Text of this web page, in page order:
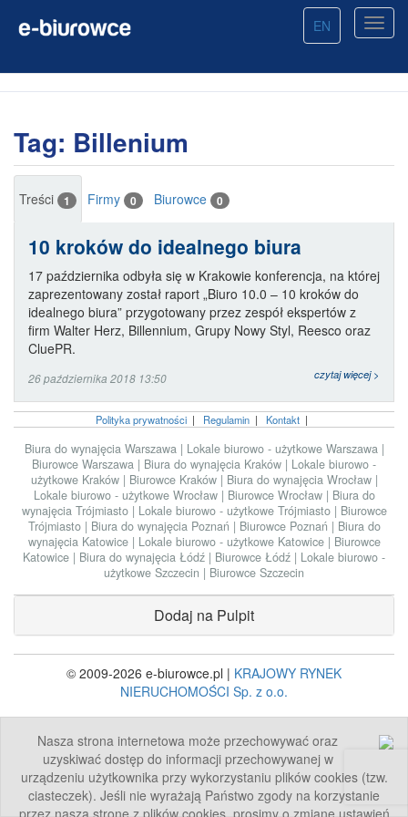
Nasza strona internetowa może przechowywać oraz
uzyskiwać dostęp do informacji przechowywanej w
urządzeniu użytkownika przy wykorzystaniu plików cookies (tzw.
ciasteczek). Jeśli nie wyrażają Państwo zgody na korzystanie
przez naszą stronę z plików cookies, prosimy o zmianę ustawień
EN
Tag: Billenium
Treści 1 Firmy 0 Biurowce 0
10 kroków do idealnego biura
17 października odbyła się w Krakowie konferencja, na której
zaprezentowany został raport „Biuro 10.0 – 10 kroków do
idealnego biura” przygotowany przez zespół ekspertów z
firm Walter Herz, Billennium, Grupy Nowy Styl, Reesco oraz
CluePR.
26 października 2018 13:50 czytaj więcej >
Polityka prywatności| Regulamin| Kontakt|
Biura do wynajęcia Warszawa | Lokale biurowo - użytkowe Warszawa |
Biurowce Warszawa | Biura do wynajęcia Kraków | Lokale biurowo -
użytkowe Kraków | Biurowce Kraków | Biura do wynajęcia Wrocław |
Lokale biurowo - użytkowe Wrocław | Biurowce Wrocław | Biura do
wynajęcia Trójmiasto | Lokale biurowo - użytkowe Trójmiasto | Biurowce
Trójmiasto | Biura do wynajęcia Poznań | Biurowce Poznań | Biura do
wynajęcia Katowice | Lokale biurowo - użytkowe Katowice | Biurowce
Katowice | Biura do wynajęcia Łódź | Biurowce Łódź | Lokale biurowo -
użytkowe Szczecin | Biurowce Szczecin
Dodaj na Pulpit
© 2009-2026 e-biurowce.pl | KRAJOWY RYNEK
NIERUCHOMOŚCI Sp. z o.o.